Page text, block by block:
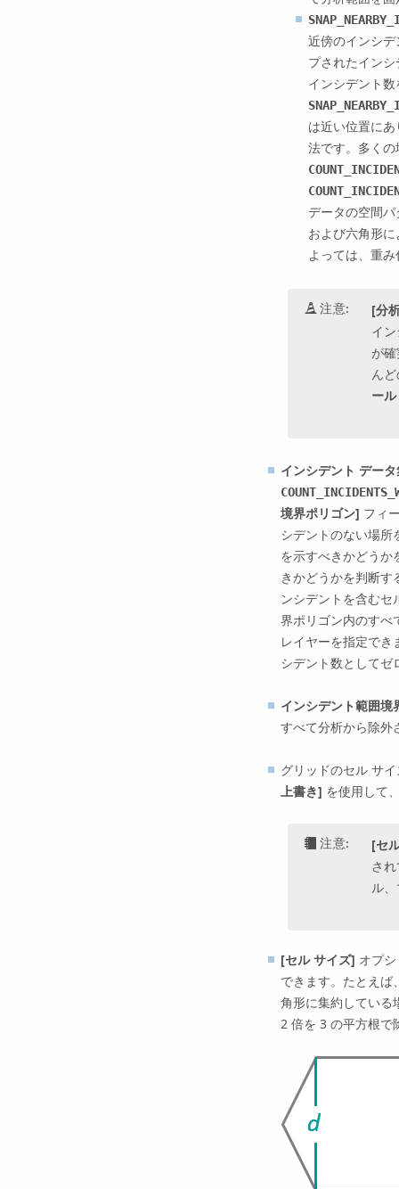
近傍のインシ
プされたイン
インシデント
は近い位置に
法です。多くの
データの空間
および六角形
よっては、重
注意:
[分
イ
が
ん
ー
インシデント デー
境界ポリゴン] フィ
シデントのない場所
を示すべきかどうか
きかどうかを判断
ンシデントを含む
界ポリゴン内のすべ
レイヤーを指定で
シデント数としてゼ
インシデント範囲境
すべて分析から除外
グリッドのセル サ
上書き] を使用して
注意:
[セ
さ
ル
[セル サイズ] オプ
できます。たとえば
角形に集約している
2 倍を 3 の平方根で